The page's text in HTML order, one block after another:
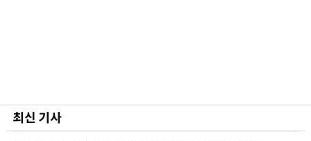
최신 기사